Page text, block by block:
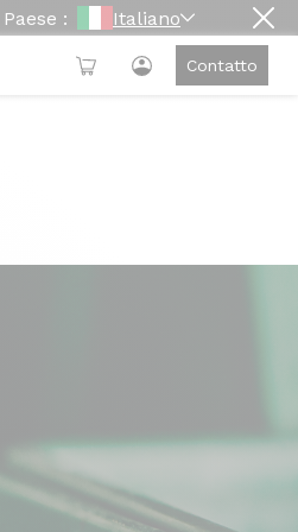
Paese : Italiano
Contatto